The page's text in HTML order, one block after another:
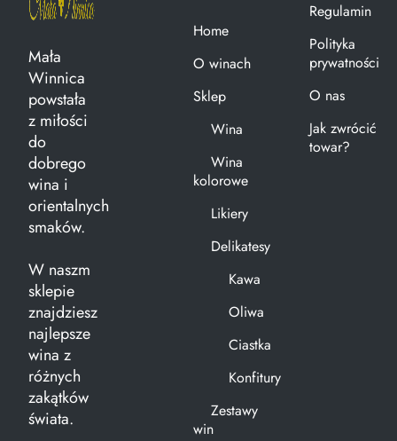
Mała
Winnica
powstała
z miłości
do
dobrego
wina i
orientalnych
smaków.
W naszm
sklepie
znajdziesz
najlepsze
wina z
różnych
zakątków
świata.
Home
O winach
Sklep
Wina
Wina
kolorowe
Likiery
Delikatesy
Kawa
Oliwa
Ciastka
Konfitury
Zestawy
win
Regulamin
Polityka
prywatności
O nas
Jak zwrócić
towar?